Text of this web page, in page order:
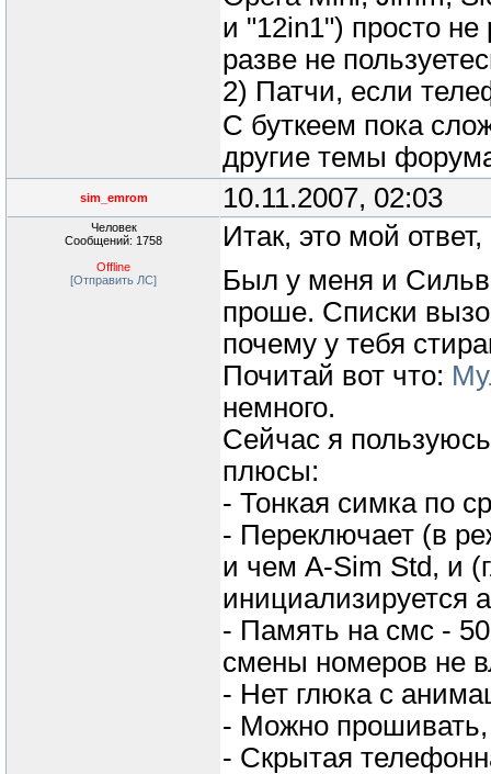
и "12in1") просто
разве не
2) Патчи, если
С буткеем пока
другие темы
sim_emrom 10.11.2007, 02:03
Человек
Сообщений: 1758
Offline
[Отправить ЛС]
Итак, это мой
Был у меня и
проше. Списки
почему у тебя
Почитай вот что:
немного.
Сейчас я
плюсы:
- Тонкая симка по
- Переключает (в
и чем A-Sim Std, и
инициализируется
- Память на смс -
смены номеров не
- Нет глюка с
- Можно
- Скрытая